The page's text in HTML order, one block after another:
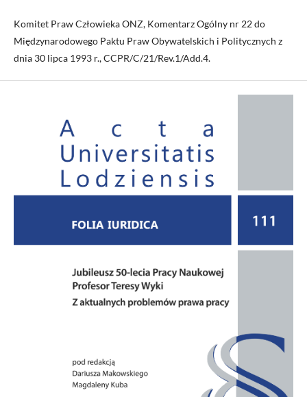
Komitet Praw Człowieka ONZ, Komentarz Ogólny nr 22 do
Międzynarodowego Paktu Praw Obywatelskich i Politycznych z
dnia 30 lipca 1993 r., CCPR/C/21/Rev.1/Add.4.